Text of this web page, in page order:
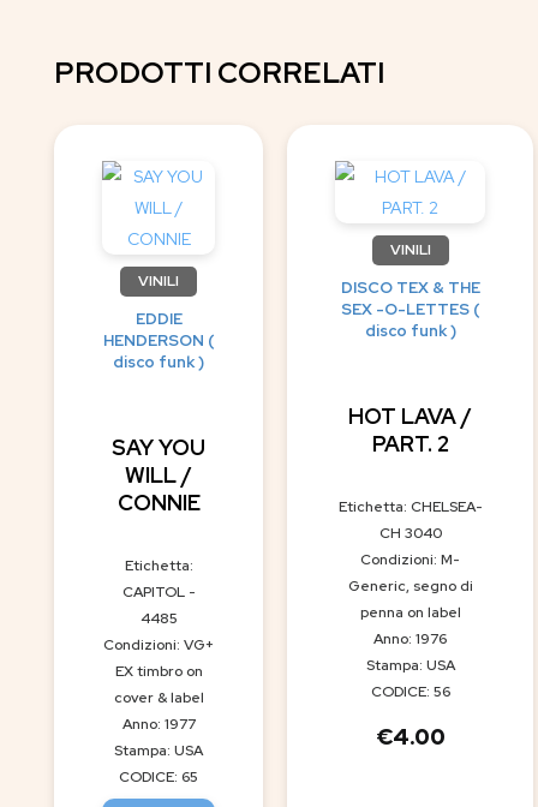
PRODOTTI CORRELATI
VINILI
EDDIE
HENDERSON (
disco funk )
SAY YOU
WILL /
CONNIE
Etichetta:
CAPITOL -
4485
Condizioni: VG+
EX timbro on
cover & label
Anno: 1977
Stampa: USA
CODICE: 65
VINILI
DISCO TEX & THE
SEX -O-LETTES (
disco funk )
HOT LAVA /
PART. 2
Etichetta: CHELSEA-
CH 3040
Condizioni: M-
Generic, segno di
penna on label
Anno: 1976
Stampa: USA
CODICE: 56
€4.00